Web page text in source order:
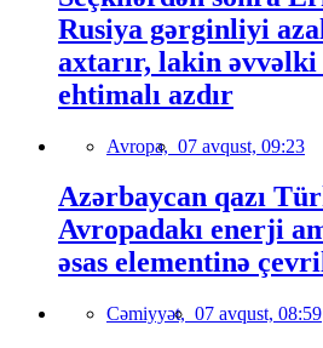
Rusiya gərginliyi
axtarır, lakin əvvəlki
ehtimalı azdır
Avropa, 07 avqust, 09:23
Azərbaycan qazı
Avropadakı enerji
əsas elementinə
Cəmiyyət, 07 avqust, 08:59